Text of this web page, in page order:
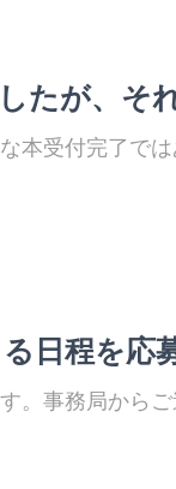
たが、そ
本受付完了で
日程を応
。事務局から